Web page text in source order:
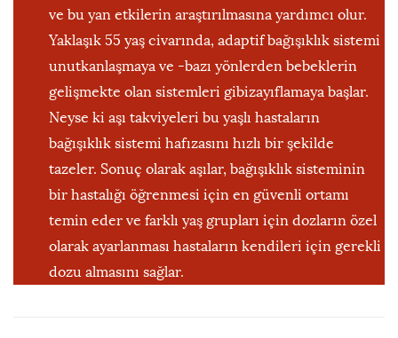
ve bu yan etkilerin araştırılmasına yardımcı olur.
Yaklaşık 55 yaş civarında, adaptif bağışıklık sistemi
unutkanlaşmaya ve -bazı yönlerden bebeklerin
gelişmekte olan sistemleri gibizayıflamaya başlar.
Neyse ki aşı takviyeleri bu yaşlı hastaların
bağışıklık sistemi hafızasını hızlı bir şekilde
tazeler. Sonuç olarak aşılar, bağışıklık sisteminin
bir hastalığı öğrenmesi için en güvenli ortamı
temin eder ve farklı yaş grupları için dozların özel
olarak ayarlanması hastaların kendileri için gerekli
dozu almasını sağlar.